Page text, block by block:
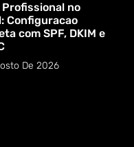
Profissional no
Configuracao
com SPF, DKIM e
De 2026